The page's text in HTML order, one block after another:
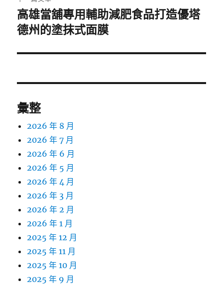
下
一
文
高雄當舖專用輔助減肥食品打造優塔
德州的塗抹式面膜
彙整
2026 年 8 月
2026 年 7 月
2026 年 6 月
2026 年 5 月
2026 年 4 月
2026 年 3 月
2026 年 2 月
2026 年 1 月
2025 年 12 月
2025 年 11 月
2025 年 10 月
2025 年 9 月